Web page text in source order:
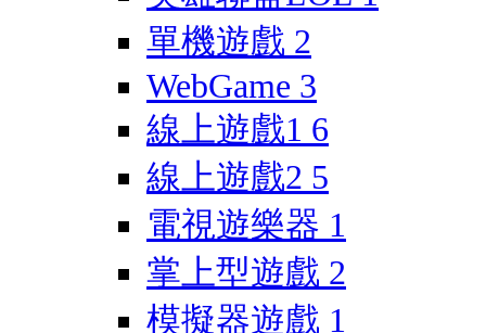
單機遊戲 2
WebGame 3
線上遊戲1 6
線上遊戲2 5
電視遊樂器 1
掌上型遊戲 2
模擬器遊戲 1